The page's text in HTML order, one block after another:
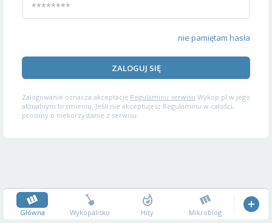
nie pamiętam hasła
ZALOGUJ SIĘ
Zalogowanie oznacza akceptację Regulaminu serwisu Wykop.pl w jego
aktualnym brzmieniu. Jeśli nie akceptujesz Regulaminu w całości,
prosimy o niekorzystanie z serwisu.
Główna Wykopalisko Hity Mikroblog